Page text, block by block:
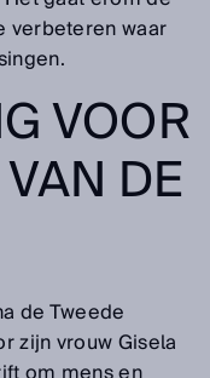
verbeteren waar
VOOR
DE
de Tweede
zijn vrouw Gisela